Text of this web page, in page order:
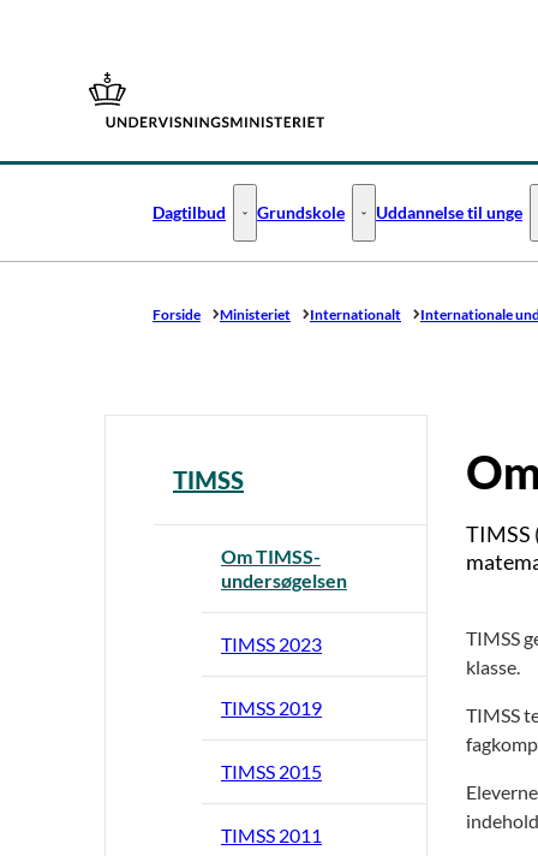
Gå til forsiden
Dagtilbud Dagtilbud - Flere links
Grundskole Grundskole - Flere links
Uddannelse til unge
Forside Ministeriet Internationalt Internationale
TIMSS
Om TIMSS-
undersøgelsen
TIMSS 2023
TIMSS 2019
TIMSS 2015
TIMSS 2011
TIMSS
TIMSS
klasse.
TIMSS